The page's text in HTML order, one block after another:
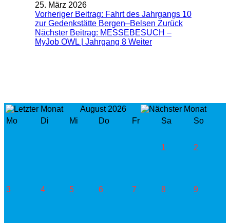
25. März 2026
Vorheriger Beitrag: Fahrt des Jahrgangs 10
zur Gedenkstätte Bergen–Belsen Zurück
Nächster Beitrag: MESSEBESUCH –
MyJob OWL | Jahrgang 8 Weiter
August 2026
Mo
Di Mi Do Fr Sa So
1 2
3 4 5 6 7 8 9